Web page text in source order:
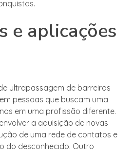
e aplicações
ultrapassagem de barreiras
pessoas que buscam uma
em uma profissão diferente.
a aquisição de novas
de uma rede de contatos e
do desconhecido. Outro